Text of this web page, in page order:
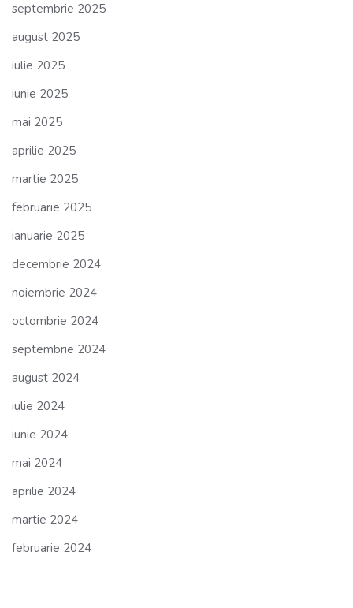
septembrie 2025
august 2025
iulie 2025
iunie 2025
mai 2025
aprilie 2025
martie 2025
februarie 2025
ianuarie 2025
decembrie 2024
noiembrie 2024
octombrie 2024
septembrie 2024
august 2024
iulie 2024
iunie 2024
mai 2024
aprilie 2024
martie 2024
februarie 2024